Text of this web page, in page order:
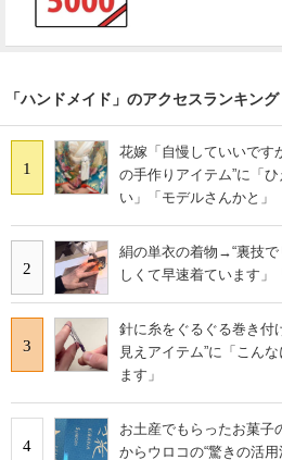
「ハンドメイド」のアクセスランキング
1
花嫁「自慢していいで
の手作りアイテム”に「
い」「モデルさんかと」
2
絹の単衣の着物→“裏技
しくて早速着ています」
3
針に糸をぐるぐる巻き
見えアイテム”に「こん
ます」
4
お土産でもらったお菓
からウロコの“驚きの活